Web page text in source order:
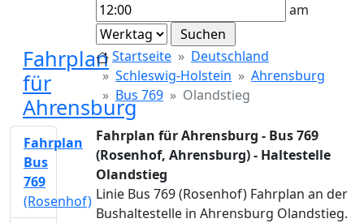
am
Fahrplan
für
Ahrensburg
Startseite
Deutschland
Schleswig-Holstein
Ahrensburg
Bus 769
Olandstieg
Fahrplan für Ahrensburg - Bus 769
(Rosenhof, Ahrensburg) - Haltestelle
Olandstieg
Linie Bus 769 (Rosenhof) Fahrplan an der
Bushaltestelle in Ahrensburg Olandstieg.
Fahrplan
Bus
769
(Rosenhof)